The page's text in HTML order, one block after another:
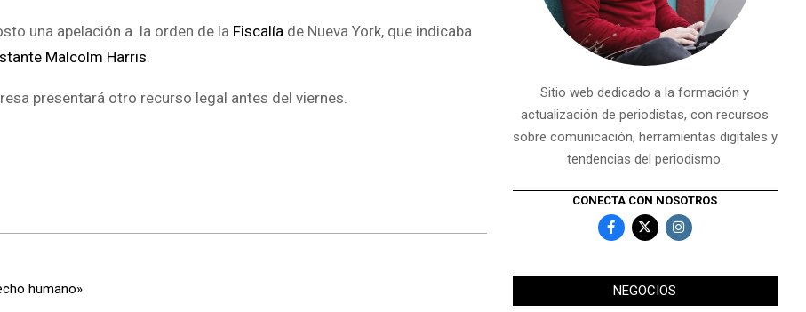
una apelación a la orden de la Fiscalía de Nueva York, que indicaba
Malcolm Harris.
presentará otro recurso legal antes del viernes.
humano»
Sitio web dedicado a la formación y
actualización de periodistas, con recursos
sobre comunicación, herramientas digitales y
tendencias del periodismo.
CONECTA CON NOSOTROS
NEGOCIOS